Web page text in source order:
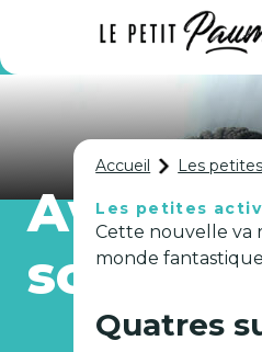
Avatar
Accueil Les
Les petites
Cette nouvelle va
monde
Quatres